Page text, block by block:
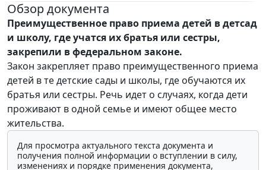
Обзор документа
Преимущественное право приема детей в детсад
и школу, где учатся их братья или сестры,
закрепили в федеральном законе.
Закон закрепляет право преимущественного приема
детей в те детские сады и школы, где обучаются их
братья или сестры. Речь идет о случаях, когда дети
проживают в одной семье и имеют общее место
жительства.
Для просмотра актуального текста документа и
получения полной информации о вступлении в силу,
изменениях и порядке применения документа,